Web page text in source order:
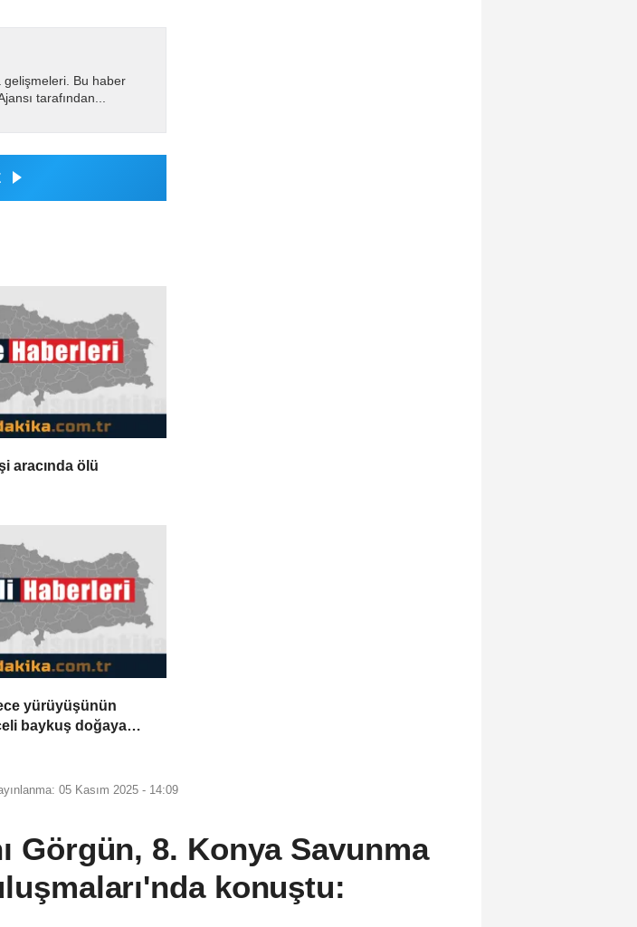
gelişmeleri. Bu haber
tarafından...
aracında ölü
yürüyüşünün
baykuş doğaya
05 Kasım 2025 - 14:09
Görgün, 8. Konya Savunma
konuştu: